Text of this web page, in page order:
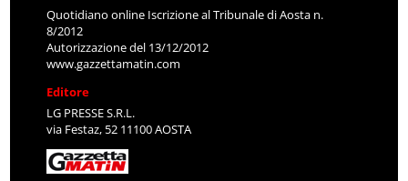
Quotidiano online Iscrizione al Tribunale di Aosta n.
8/2012
Autorizzazione del 13/12/2012
www.gazzettamatin.com
Editore
LG PRESSE S.R.L.
via Festaz, 52 11100 AOSTA